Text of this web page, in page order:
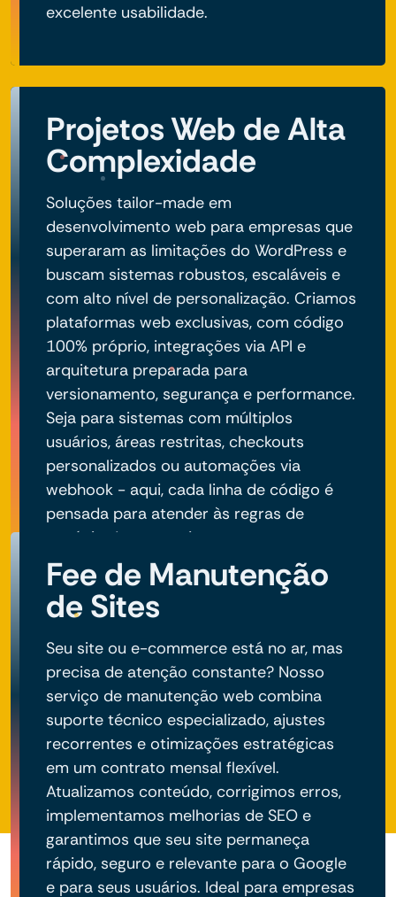
excelente usabilidade.
Projetos Web de Alta
Complexidade
Soluções tailor-made em
desenvolvimento web para empresas que
superaram as limitações do WordPress e
buscam sistemas robustos, escaláveis e
com alto nível de personalização. Criamos
plataformas web exclusivas, com código
100% próprio, integrações via API e
arquitetura preparada para
versionamento, segurança e performance.
Seja para sistemas com múltiplos
usuários, áreas restritas, checkouts
personalizados ou automações via
webhook - aqui, cada linha de código é
pensada para atender às regras de
negócio do seu projeto.
Fee de Manutenção
de Sites
Seu site ou e-commerce está no ar, mas
precisa de atenção constante? Nosso
serviço de manutenção web combina
suporte técnico especializado, ajustes
recorrentes e otimizações estratégicas
em um contrato mensal flexível.
Atualizamos conteúdo, corrigimos erros,
implementamos melhorias de SEO e
garantimos que seu site permaneça
rápido, seguro e relevante para o Google
e para seus usuários. Ideal para empresas